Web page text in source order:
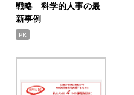
戦略 科学的人事の最
新事例
PR